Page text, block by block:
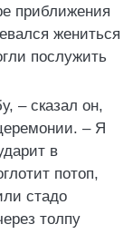
приближения
жениться
послужить
– сказал он,
– Я
в
потоп,
стадо
толпу